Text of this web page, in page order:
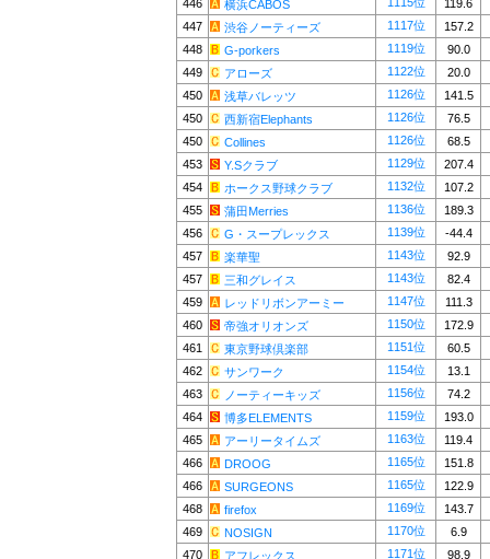
446
横浜CABOS
119.6
447
渋谷ノーティーズ 1117位
157.2
448
G-porkers 1119位
90.0
449
アローズ 1122位
20.0
450
浅草バレッツ 1126位
141.5
450
西新宿Elephants 1126位
76.5
450
Collines 1126位
68.5
453
Y.Sクラブ 1129位
207.4
454
ホークス野球クラブ 1132位
107.2
455
蒲田Merries 1136位
189.3
456
G・スープレックス 1139位
-44.4
457
楽華聖 1143位
92.9
457
三和グレイス 1143位
82.4
459
レッドリボンアーミー 1147位
111.3
460
帝強オリオンズ 1150位
172.9
461
東京野球倶楽部 1151位
60.5
462
サンワーク 1154位
13.1
463
ノーティーキッズ 1156位
74.2
464
博多ELEMENTS 1159位
193.0
465
アーリータイムズ 1163位
119.4
466
DROOG 1165位
151.8
466
SURGEONS 1165位
122.9
468
firefox 1169位
143.7
469
NOSIGN 1170位
6.9
470
アフレックス 1171位
98.9